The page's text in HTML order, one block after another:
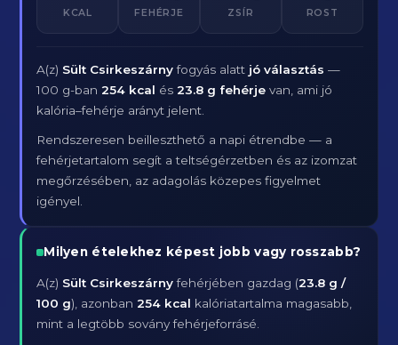
KCAL FEHÉRJE ZSÍR ROST
A(z) Sült Csirkeszárnyfogyás alatt jó választás —
100 g-ban254 kcal és23.8 g fehérje van, ami jó
kalória–fehérje arányt jelent.
Rendszeresen beilleszthető a napi étrendbe — a
fehérjetartalom segít a teltségérzetben és az izomzat
megőrzésében, az adagolás közepes figyelmet
igényel.
Milyen ételekhez képest jobb vagy rosszabb?
A(z) Sült Csirkeszárnyfehérjében gazdag (23.8 g /
100 g), azonban254 kcal kalóriatartalma magasabb,
mint a legtöbb sovány fehérjeforrásé.